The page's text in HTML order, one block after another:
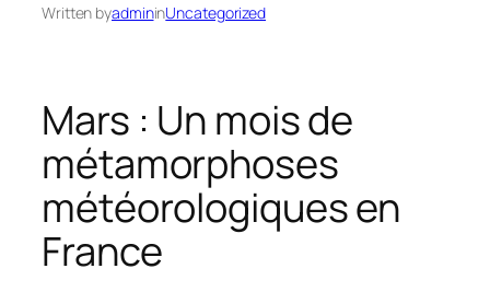
Written byadmininUncategorized
Mars : Un mois de
métamorphoses
météorologiques en
France